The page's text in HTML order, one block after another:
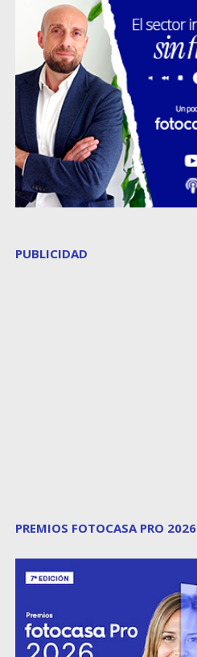
PUBLICIDAD
PREMIOS FOTOCASA PRO 2026